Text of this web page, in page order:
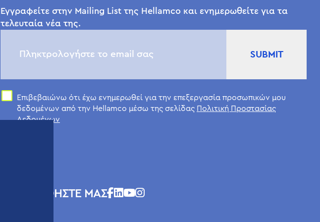
Εγγραφείτε στην Mailing List της Hellamco και ενημερωθείτε για τα
τελευταία νέα της.
Επιβεβαιώνω ότι έχω ενημερωθεί για την επεξεργασία προσωπικών μου
δεδομένων από την Hellamco μέσω της σελίδας Πολιτική Προστασίας
Δεδομένων
ΑΚΟΛΟΥΘΗΣΤΕ ΜΑΣ